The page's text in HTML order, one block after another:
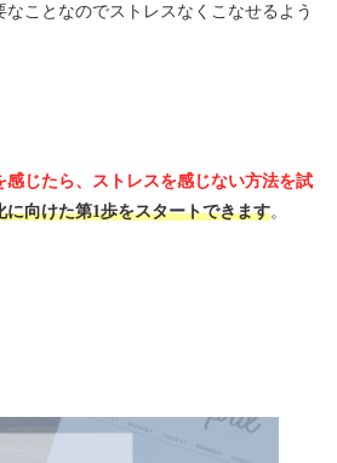
ことなのでストレスなくこなせるよう
感じたら、ストレスを感じない方法を試
に向けた第1歩をスタートできます。